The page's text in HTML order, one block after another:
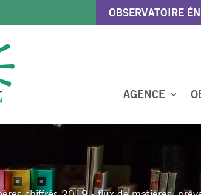
OBSERVATOIRE
AGENCE